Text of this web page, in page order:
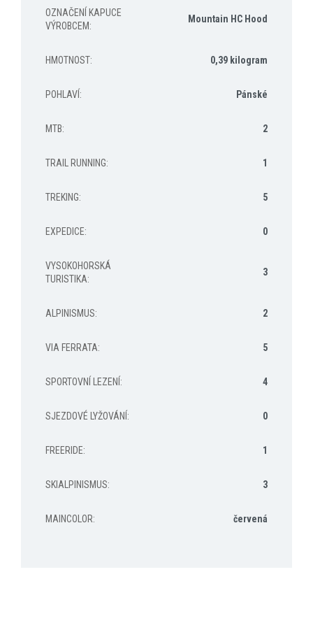
OZNAČENÍ KAPUCE
VÝROBCEM:
Mountain HC Hood
HMOTNOST: 0,39 kilogram
POHLAVÍ: Pánské
MTB: 2
TRAIL RUNNING: 1
TREKING: 5
EXPEDICE: 0
VYSOKOHORSKÁ
TURISTIKA:
3
ALPINISMUS: 2
VIA FERRATA: 5
SPORTOVNÍ LEZENÍ: 4
SJEZDOVÉ LYŽOVÁNÍ: 0
FREERIDE: 1
SKIALPINISMUS: 3
MAINCOLOR: červená